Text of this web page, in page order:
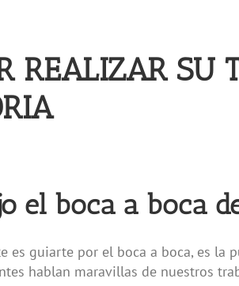
REALIZAR SU
el boca a boca
es guiarte por el boca a boca, es la
hablan maravillas de nuestros